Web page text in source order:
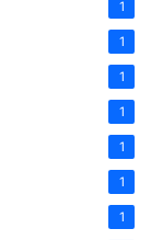
1
1
1
1
1
1
1